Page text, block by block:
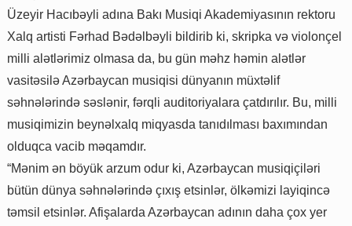
Üzeyir Hacıbəyli adına Bakı Musiqi Akademiyasının rektoru
Xalq artisti Fərhad Bədəlbəyli bildirib ki, skripka və violonçel
milli alətlərimiz olmasa da, bu gün məhz həmin alətlər
vasitəsilə Azərbaycan musiqisi dünyanın müxtəlif
səhnələrində səslənir, fərqli auditoriyalara çatdırılır. Bu, milli
musiqimizin beynəlxalq miqyasda tanıdılması baxımından
olduqca vacib məqamdır.
“Mənim ən böyük arzum odur ki, Azərbaycan musiqiçiləri
bütün dünya səhnələrində çıxış etsinlər, ölkəmizi layiqincə
təmsil etsinlər. Afişalarda Azərbaycan adının daha çox yer